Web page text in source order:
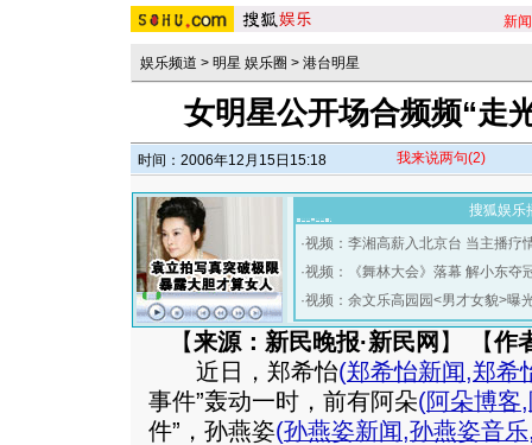
新闻
娱乐频道 > 明星 娱乐圈 > 港台明星
女明星公开场合频频“走
时间：2006年12月15日15:18 我来说两句(2)
搜狐娱乐
·视频：李湘高薪入北京台 当主播疗
·视频：《舞林大会》落幕 解小东夺
·视频：余文乐高园园<男才女貌>曝
【来源：新民晚报·新民网 】 【作
近日，郑希怡(郑希怡新闻,郑希
事件”轰动一时，前有阿朵(阿朵博客,
件”，孙燕姿(孙燕姿新闻,孙燕姿音乐